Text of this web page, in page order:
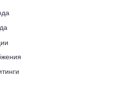
область,
ул. Розы